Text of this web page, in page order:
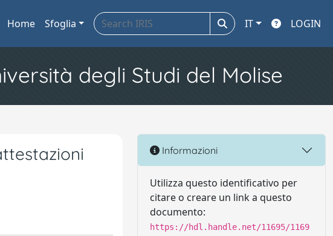
Home Sfoglia IT LOGIN
degli Studi del Molise
Informazioni
Utilizza questo identificativo per
citare o creare un link a questo
documento:
https://hdl.handle.net/11695/1169